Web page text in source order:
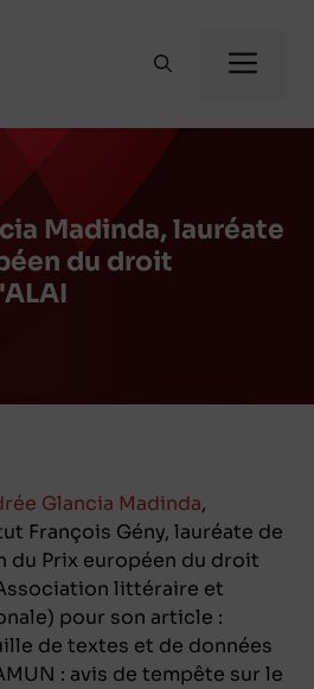
Madinda, lauréate
du droit
Glancia Madinda,
François Gény, lauréate de
du Prix européen du droit
littéraire et
pour son article :
de textes et de données
: avis de tempête sur le